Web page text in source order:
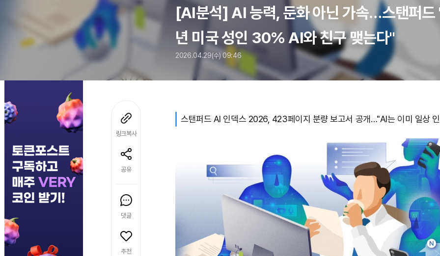
[AI분석] AI 능력, 둔화 아닌 가속…스탠퍼
년 미국 성인 30% AI와 친구 맺는다"
2026.04.29(수) 09:46
링크복사
공유
댓글
추천
스탠퍼드 AI 인덱스 2026, 423페이지 분량 보고서 공개…"AI는 이미 일상